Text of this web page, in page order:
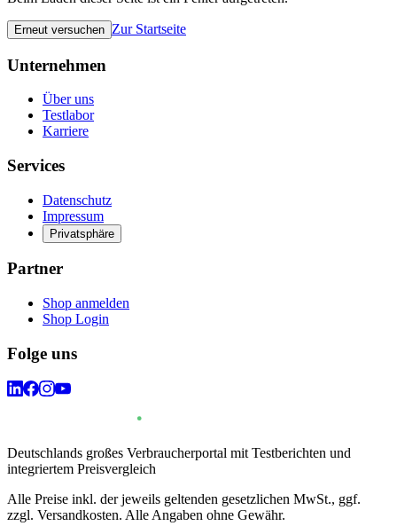
Erneut versuchen Zur Startseite
Unternehmen
Über uns
Testlabor
Karriere
Services
Datenschutz
Impressum
Privatsphäre
Partner
Shop anmelden
Shop Login
Folge uns
Deutschlands großes Verbraucherportal mit Testberichten und
integriertem Preisvergleich
Alle Preise inkl. der jeweils geltenden gesetzlichen MwSt., ggf.
zzgl. Versandkosten. Alle Angaben ohne Gewähr.